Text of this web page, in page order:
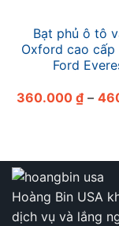
Bạt phủ ô tô
Oxford cao cấp
Ford
360.000 ₫ –
Hoàng Bin USA
dịch vụ và lắng